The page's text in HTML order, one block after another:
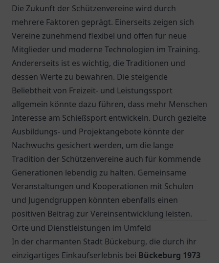
Die Zukunft der Schützenvereine wird durch
mehrere Faktoren geprägt. Einerseits zeigen sich
Vereine zunehmend flexibel und offen für neue
Mitglieder und moderne Technologien im Training.
Andererseits ist es wichtig, die Traditionen und
dessen Werte zu bewahren. Die steigende
Beliebtheit von Freizeit- und Leistungssport
allgemein könnte dazu führen, dass mehr Menschen
Interesse am Schießsport entwickeln. Durch gezielte
Ausbildungs- und Projektangebote könnte der
Nachwuchs gesichert werden, um die lange
Tradition der Schützenvereine auch für kommende
Generationen lebendig zu halten. Gemeinsame
Veranstaltungen und Kooperationen mit Schulen
und Jugendgruppen könnten ebenfalls einen
positiven Beitrag zur Vereinsentwicklung leisten.
Orte und Dienstleistungen im Umfeld
In der charmanten Stadt Bückeburg, die durch ihr
einzigartiges Einkaufserlebnis bei Bückeburg 1973